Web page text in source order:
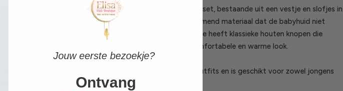
kleintje warm en stijlvol met deze prachtige gebreide babyset, bestaande uit een vestje en slofjes in
beige kleur. Deze set is gemaakt van heerlijk zacht, ademend materiaal dat de babyhuid niet
en is ideaal voor pasgeborenen tot zes maanden. Het vestje heeft klassieke houten knopen die
voor een stijlvolle, rustieke uitstraling, perfect voor een comfortabele en warme look.
kleur maakt het makkelijk te combineren met andere outfits en is geschikt voor zowel jongens
Jouw eerste bezoekje?
Ontvang